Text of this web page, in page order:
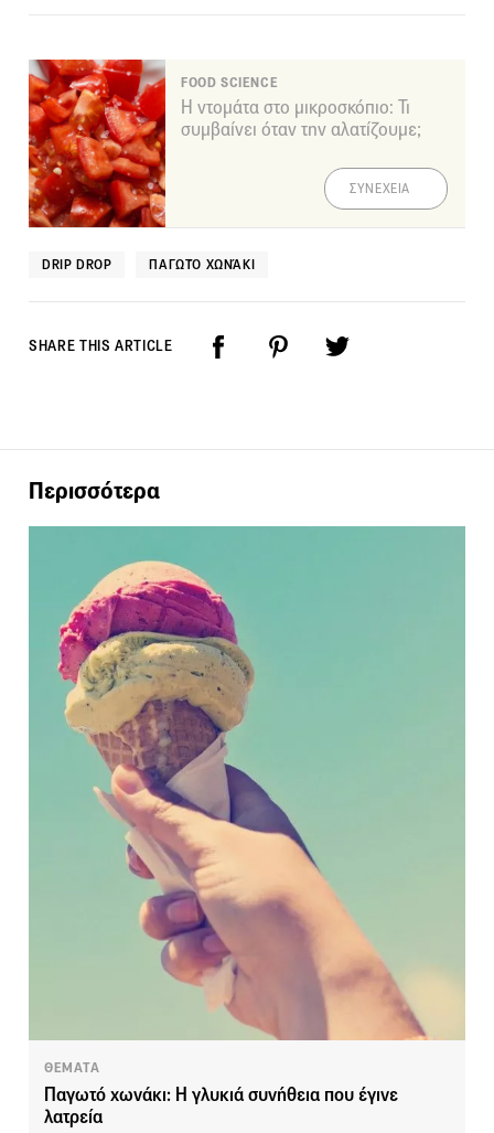
FOOD SCIENCE
Η ντομάτα στο μικροσκόπιο: Τι
συμβαίνει όταν την αλατίζουμε;
ΣΥΝΕΧΕΙΑ
DRIP DROP ΠΑΓΩΤΌ ΧΩΝΆΚΙ
SHARE THIS ARTICLE
Περισσότερα
ΘΕΜΑΤΑ
Παγωτό χωνάκι: Η γλυκιά συνήθεια που έγινε
λατρεία